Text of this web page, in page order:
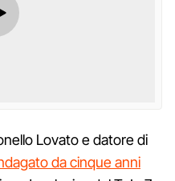
Lovato e datore di
da cinque anni